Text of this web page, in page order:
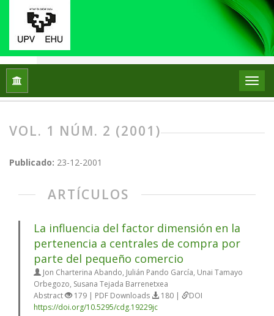
Inicio
VOL. 1 NÚM. 2 (2001)
Publicado: 23-12-2001
ARTÍCULOS
La influencia del factor dimensión en la
pertenencia a centrales de compra por
parte del pequeño comercio
Jon Charterina Abando, Julián Pando García, Unai Tamayo
Orbegozo, Susana Tejada Barrenetxea
Abstract
179 | PDF Downloads 180 |
DOI
https://doi.org/10.5295/cdg.19229jc